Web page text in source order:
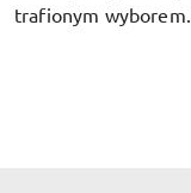
trafionym wyborem.